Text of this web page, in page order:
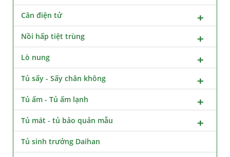
Cân điện tử
Nồi hấp tiệt trùng
Lò nung
Tủ sấy - Sấy chân không
Tủ ấm - Tủ ấm lạnh
Tủ mát - tủ bảo quản mẫu
Tủ sinh trưởng Daihan